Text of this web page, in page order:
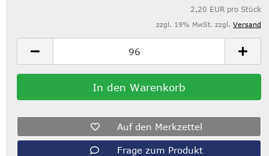
2,20 EUR pro Stück
zzgl. 19% MwSt. zzgl. Versand
Auf den Merkzettel
Frage zum Produkt